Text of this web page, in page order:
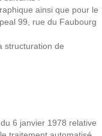
ainsi que pour le
99, rue du Faubourg
structuration de
6 janvier 1978 relative